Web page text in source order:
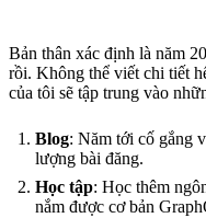
Bản thân xác định là năm
rồi. Không thể viết chi tiết
của tôi sẽ tập trung vào
Blog: Năm tới cố gắng
lượng bài đăng.
Học tập: Học thêm
nắm được cơ bản